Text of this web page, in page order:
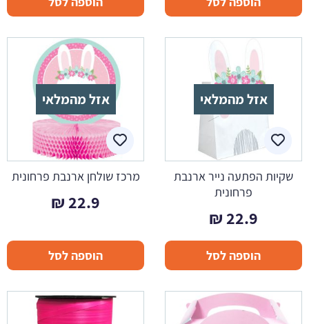
אזל מהמלאי
שקיות הפתעה נייר ארנבת
פרחונית
22.9
₪
הוספה לסל
אזל מהמלאי
מרכז שולחן ארנבת פרחונית
22.9
₪
הוספה לסל